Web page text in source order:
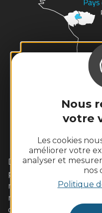
Nous
votre
Les cookies
améliorer votre
analyser et
nos
Politique
Dans cet écrin de
plantés de vignes,
romantique avec votre
retrouveront
d'activités de pleine